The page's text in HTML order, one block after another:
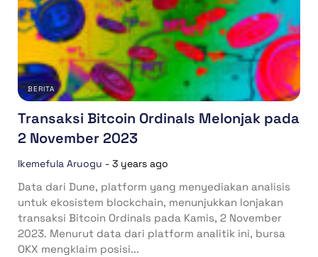
BERITA
Transaksi Bitcoin Ordinals Melonjak pada
2 November 2023
Ikemefula Aruogu - 3 years ago
Data dari Dune, platform yang menyediakan analisis
untuk ekosistem blockchain, menunjukkan lonjakan
transaksi Bitcoin Ordinals pada Kamis, 2 November
2023. Menurut data dari platform analitik ini, bursa
OKX mengklaim posisi...